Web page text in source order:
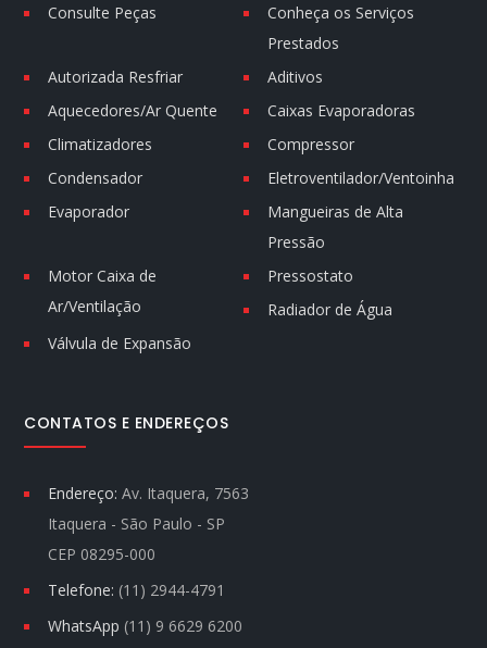
Consulte Peças
Conheça os Serviços
Prestados
Autorizada Resfriar
Aditivos
Aquecedores/Ar Quente
Caixas Evaporadoras
Climatizadores
Compressor
Condensador
Eletroventilador/Ventoinha
Evaporador
Mangueiras de Alta
Pressão
Motor Caixa de
Ar/Ventilação
Pressostato
Radiador de Água
Válvula de Expansão
CONTATOS E ENDEREÇOS
Endereço: Av. Itaquera, 7563
Itaquera - São Paulo - SP
CEP 08295-000
Telefone: (11) 2944-4791
WhatsApp (11) 9 6629 6200